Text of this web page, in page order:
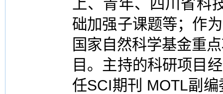
上、青年、四川省科
础加强子课题等；作
国家自然科学基金重
目。主持的科研项目
任SCI期刊 MOTL副